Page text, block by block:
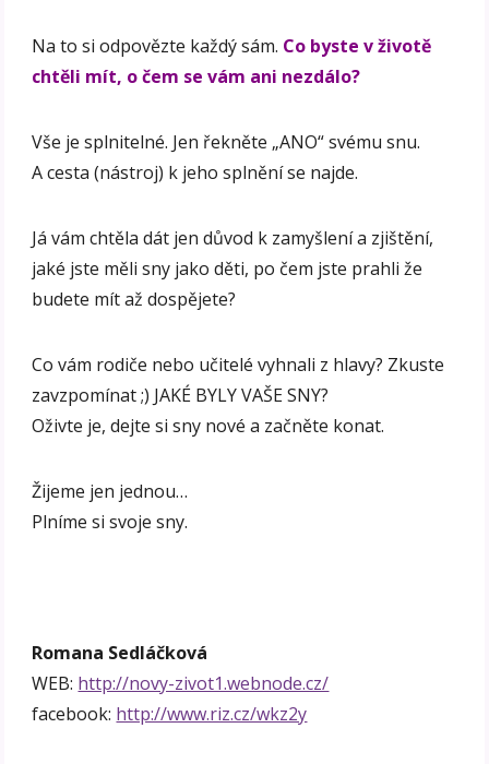
Na to si odpovězte každý sám. Co byste v životě
chtěli mít, o čem se vám ani nezdálo?
Vše je splnitelné. Jen řekněte „ANO“ svému snu.
A cesta (nástroj) k jeho splnění se najde.
Já vám chtěla dát jen důvod k zamyšlení a zjištění,
jaké jste měli sny jako děti, po čem jste prahli že
budete mít až dospějete?
Co vám rodiče nebo učitelé vyhnali z hlavy? Zkuste
zavzpomínat ;) JAKÉ BYLY VAŠE SNY?
Oživte je, dejte si sny nové a začněte konat.
Žijeme jen jednou…
Plníme si svoje sny.
Romana Sedláčková
WEB: http://novy-zivot1.webnode.cz/
facebook: http://www.riz.cz/wkz2y